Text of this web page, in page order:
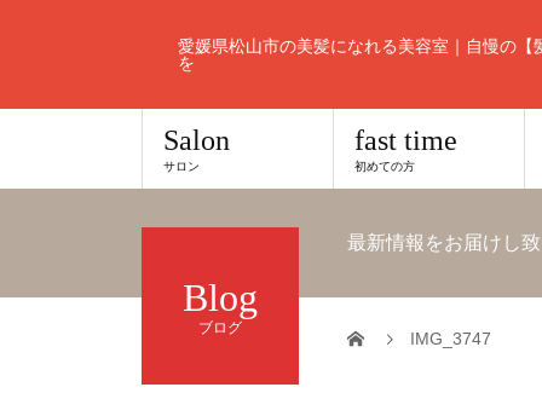
愛媛県松山市の美髪になれる美容室｜自慢の
を
Salon
サロン
fast time
初めての方
Blog
ブログ
最新情報をお届けし
IMG_3747